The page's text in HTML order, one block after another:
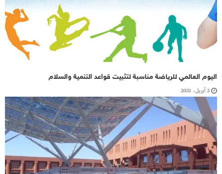
اليوم العالمي للرياضة مناسبة لتثبيت قواعد التنمية والسلام
2 أبريل، 2021